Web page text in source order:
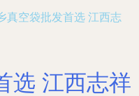
真空袋批发首选 江西志
选 江西志祥